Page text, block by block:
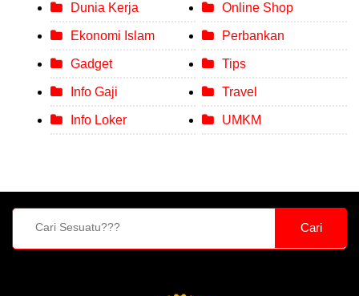
Dunia Kerja
Ekonomi Islam
Gadget
Info Gaji
Info Loker
Online Shop
Perbankan
Tips
Travel
UMKM
Cari